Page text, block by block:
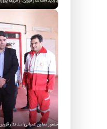
حضور معاون عمرانی استاندار